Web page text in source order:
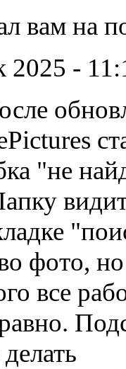
вам на
2025 -
"не
фото,
все